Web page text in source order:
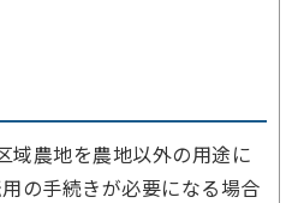
域農地を農地以外の用途に
の手続きが必要になる場合